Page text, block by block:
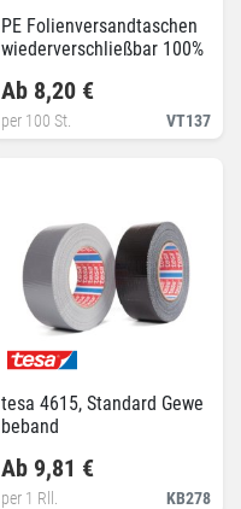
PE Folienversandtaschen
wiederverschließbar 100%
VT137
Ab 8,20 €
per 100 St.
tesa 4615, Standard Gewe
beband
KB278
Ab 9,81 €
per 1 Rll.